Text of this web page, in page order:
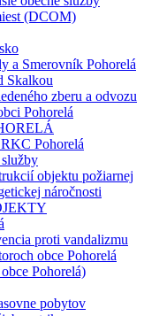
(DCOM)
a Smerovník Pohorelá
Skalkou
zberu a odvozu
Pohorelá
Pohorelá
objektu požiarnej
náročnosti
proti vandalizmu
obce Pohorelá
Pohorelá)
pobytov